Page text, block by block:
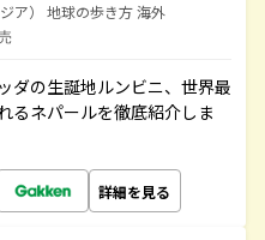
ア） 地球の歩き方 海外
ダの生誕地ルンビニ、世界最
るネパールを徹底紹介しま
詳細を見る